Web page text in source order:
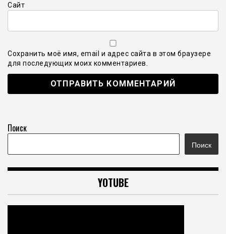
Сайт
Сохранить моё имя, email и адрес сайта в этом браузере
для последующих моих комментариев.
Поиск
Поиск
YOTUBE